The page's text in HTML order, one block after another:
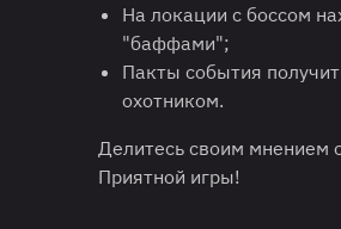
На локации с боссом
"баффами";
Пакты события
охотником.
Делитесь своим мнением
Приятной игры!